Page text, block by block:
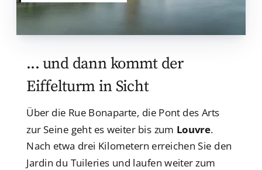
... und dann kommt der
Eiffelturm in Sicht
Über die Rue Bonaparte, die Pont des Arts
zur Seine geht es weiter bis zum Louvre.
Nach etwa drei Kilometern erreichen Sie den
Jardin du Tuileries und laufen weiter zum